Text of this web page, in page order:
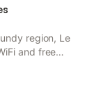
region, Le
and free